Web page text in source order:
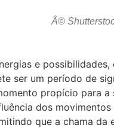
Â©
e
ser um período de
propício para
dos
que a chama da